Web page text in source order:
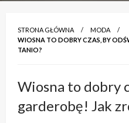
STRONA GŁÓWNA
MODA
WIOSNA TO DOBRY CZAS, BY
TANIO?
Wiosna to dobry
garderobę! Jak